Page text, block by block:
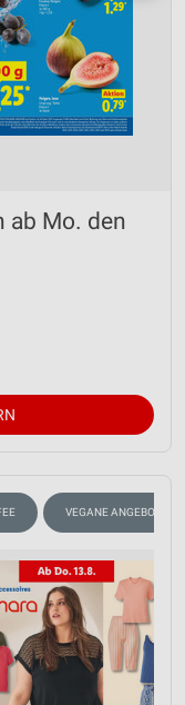
ab Mo. den
VEGANE ANGEBOTE